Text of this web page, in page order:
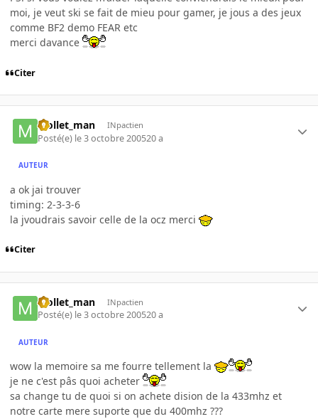
moi, je veut ski se fait de mieu pour gamer, je jous a des jeux
comme BF2 demo FEAR etc
merci davance
Citer
Mollet_man INpactien
Posté(e) le 3 octobre 200520 a
AUTEUR
a ok jai trouver
timing: 2-3-3-6
la jvoudrais savoir celle de la ocz merci
Citer
Mollet_man INpactien
Posté(e) le 3 octobre 200520 a
AUTEUR
wow la memoire sa me fourre tellement la
je ne c'est pâs quoi acheter
sa change tu de quoi si on achete dision de la 433mhz et
notre carte mere suporte que du 400mhz ???